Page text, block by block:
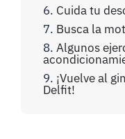
Cuida tu
Busca la
Algunos
¡Vuelve al
Delfit!